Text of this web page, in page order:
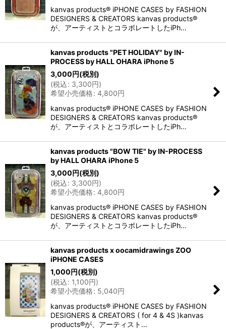
kanvas products® iPHONE CASES by FASHION
DESIGNERS & CREATORS kanvas products®
が、アーティストとコラボレートしたiPh…
kanvas products "PET HOLIDAY" by IN-
PROCESS by HALL OHARA iPhone 5
3,000円(税別)
(税込: 3,300円)
希望小売価格: 4,800円
kanvas products® iPHONE CASES by FASHION
DESIGNERS & CREATORS kanvas products®
が、アーティストとコラボレートしたiPh…
kanvas products "BOW TIE" by IN-PROCESS
by HALL OHARA iPhone 5
3,000円(税別)
(税込: 3,300円)
希望小売価格: 4,800円
kanvas products® iPHONE CASES by FASHION
DESIGNERS & CREATORS kanvas products®
が、アーティストとコラボレートしたiPh…
kanvas products x oocamidrawings ZOO
iPHONE CASES
1,000円(税別)
(税込: 1,100円)
希望小売価格: 5,040円
kanvas products® iPHONE CASES by FASHION
DESIGNERS & CREATORS ( for 4 & 4S )kanvas
products®が、アーティスト…